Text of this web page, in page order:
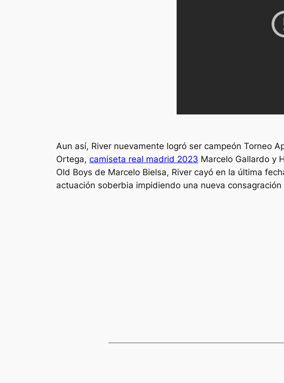
Aun así, River nuevamente logró ser campeón Torneo
Ortega, camiseta real madrid 2023 Marcelo Gallardo y
Old Boys de Marcelo Bielsa, River cayó en la última
actuación soberbia impidiendo una nueva consagración